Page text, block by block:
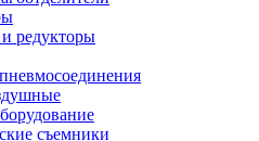
редукторы
съемники